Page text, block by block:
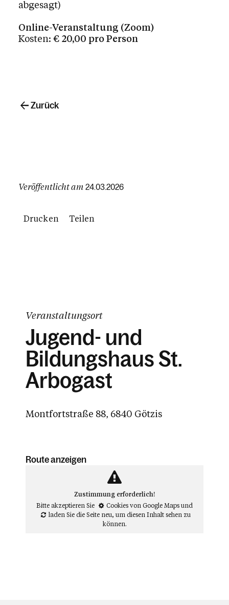
Veröffentlicht am 24.03.2026
Drucken Teilen
abgesagt)
Online-Veranstaltung (Zoom)
Kosten: € 20,00 pro Person
Zurück
Veranstaltungsort
Jugend- und
Bildungshaus St.
Arbogast
Montfortstraße 88, 6840 Götzis
Route anzeigen
Zustimmung erforderlich!
Bitte akzeptieren Sie
Cookies von Google Mapsund
laden Sie die Seite neu, um diesen Inhalt sehen zu
können.